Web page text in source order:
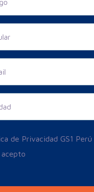
de Privacidad GS1 Perú